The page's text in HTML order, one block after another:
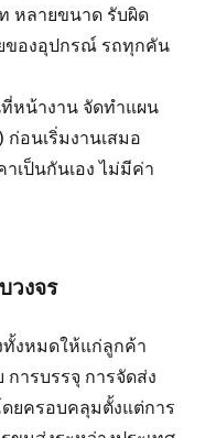
หลายขนาด รับผิด
ของอุปกรณ์ รถทุกคัน
หน้างาน จัดทำแผน
อนเริ่มงานเสมอ
เป็นกันเอง ไม่มีค่า
วงจร
ทั้งหมดให้แก่ลูกค้า
การบรรจุ การจัดส่ง
ยครอบคลุมตั้งแต่การ